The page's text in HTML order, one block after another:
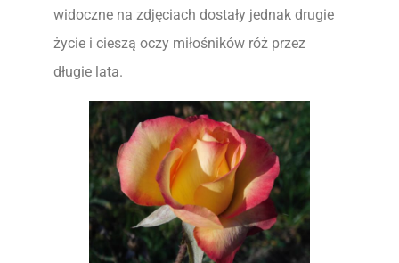
widoczne na zdjęciach dostały jednak drugie
życie i cieszą oczy miłośników róż przez
długie lata.